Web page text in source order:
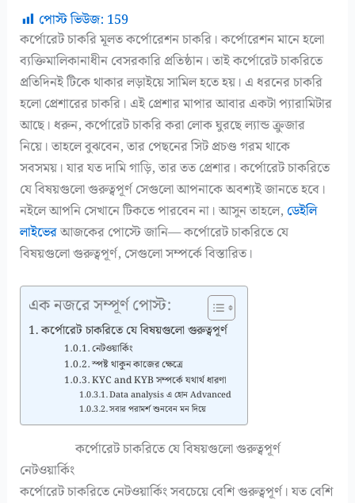
পোস্ট ভিউজ: 159
কর্পোরেট চাকরি মূলত কর্পোরেশন চাকরি। কর্পোরেশন মানে হলো
ব্যক্তিমালিকানাধীন বেসরকারি প্রতিষ্ঠান। তাই কর্পোরেট চাকরিতে
প্রতিদিনই টিকে থাকার লড়াইয়ে সামিল হতে হয়। এ ধরনের চাকরি
হলো প্রেশারের চাকরি। এই প্রেশার মাপার আবার একটা প্যারামিটার
আছে। ধরুন, কর্পোরেট চাকরি করা লোক ঘুরছে ল্যান্ড ক্রুজার
নিয়ে। তাহলে বুঝবেন, তার পেছনের সিট প্রচণ্ড গরম থাকে
সবসময়। যার যত দামি গাড়ি, তার তত প্রেশার। কর্পোরেট চাকরিতে
যে বিষয়গুলো গুরুত্বপূর্ণ সেগুলো আপনাকে অবশ্যই জানতে হবে।
নইলে আপনি সেখানে টিকতে পারবেন না। আসুন তাহলে, ডেইলি
লাইভেরআজকের পোস্টে জানি— কর্পোরেট চাকরিতে যে
বিষয়গুলো গুরুত্বপূর্ণ, সেগুলো সম্পর্কে বিস্তারিত।
এক নজরে সম্পূর্ণ পোস্ট:
কর্পোরেট চাকরিতে যে বিষয়গুলো গুরুত্বপূর্ণ
নেটওয়ার্কিং
স্পষ্ট থাকুন কাজের ক্ষেত্রে
KYC and KYB সম্পর্কে যথার্থ ধারণা
Data analysis এ হোন Advanced
সবার পরামর্শ শুনবেন মন দিয়ে
কর্পোরেট চাকরিতে যে বিষয়গুলো গুরুত্বপূর্ণ
নেটওয়ার্কিং
কর্পোরেট চাকরিতে নেটওয়ার্কিং সবচেয়ে বেশি গুরুত্বপূর্ণ। যত বেশি